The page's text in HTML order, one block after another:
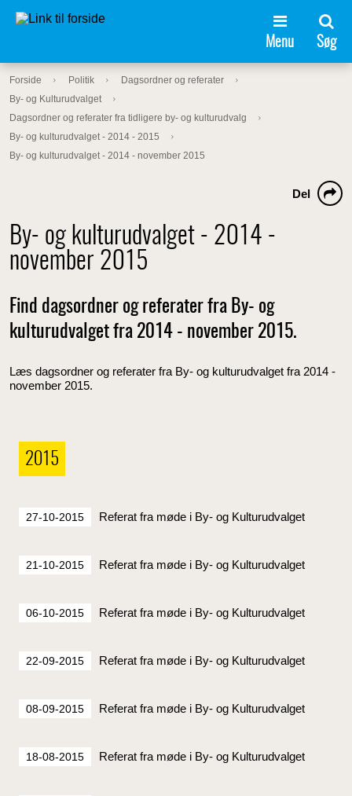
Menu Søg
Forside Politik
Dagsordner og referater
By- og Kulturudvalget
Dagsordner og referater fra tidligere by- og kulturudvalg
By- og kulturudvalget - 2014 - 2015
By- og kulturudvalget - 2014 - november 2015
By- og kulturudvalget - 2014 -
november 2015
Del
Find dagsordner og referater fra By- og
kulturudvalget fra 2014 - november 2015.
Læs dagsordner og referater fra By- og kulturudvalget fra 2014 -
november 2015.
2015
27-10-2015 Referat fra møde i By- og Kulturudvalget
21-10-2015 Referat fra møde i By- og Kulturudvalget
06-10-2015 Referat fra møde i By- og Kulturudvalget
22-09-2015 Referat fra møde i By- og Kulturudvalget
08-09-2015 Referat fra møde i By- og Kulturudvalget
18-08-2015 Referat fra møde i By- og Kulturudvalget